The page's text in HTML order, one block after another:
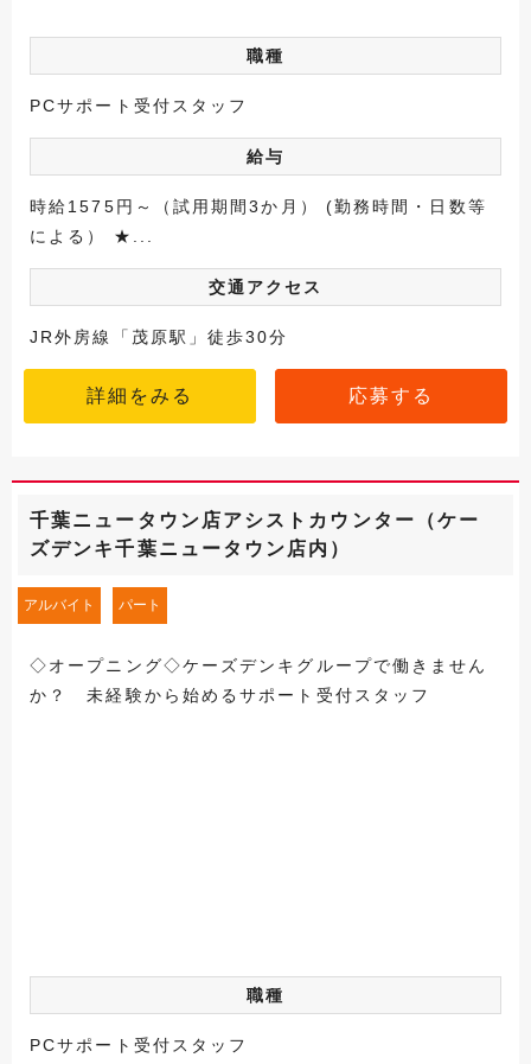
職種
PCサポート受付スタッフ
給与
時給1575円～（試用期間3か月） (勤務時間・日数等
による） ★...
交通アクセス
JR外房線「茂原駅」徒歩30分
詳細をみる 応募する
千葉ニュータウン店アシストカウンター（ケー
ズデンキ千葉ニュータウン店内）
アルバイト パート
◇オープニング◇ケーズデンキグループで働きません
か？ 未経験から始めるサポート受付スタッフ
職種
PCサポート受付スタッフ